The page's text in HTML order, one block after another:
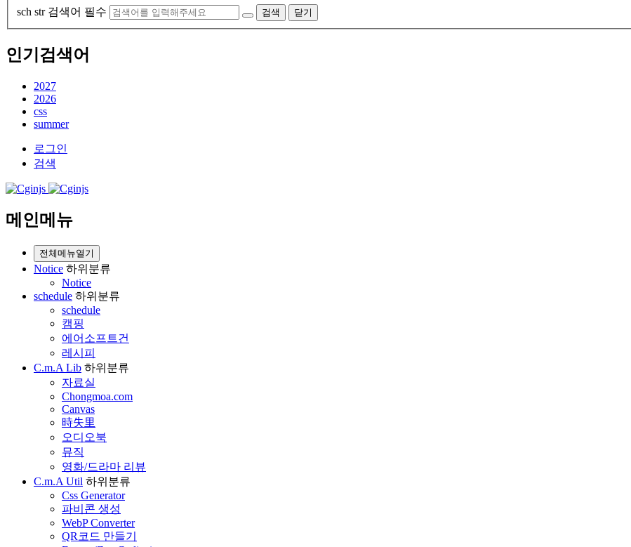
sch str 검색어 필수 검색 닫기
인기검색어
2027
2026
css
summer
로그인
검색
메인메뉴
전체메뉴열기
Notice 하위분류
Notice
schedule 하위분류
schedule
캠핑
에어소프트건
레시피
C.m.A Lib 하위분류
자료실
Chongmoa.com
Canvas
時失里
오디오북
뮤직
영화/드라마 리뷰
C.m.A Util 하위분류
Css Generator
파비콘 생성
WebP Converter
QR코드 만들기